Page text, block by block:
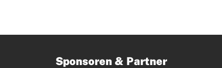
Sponsoren & Partner